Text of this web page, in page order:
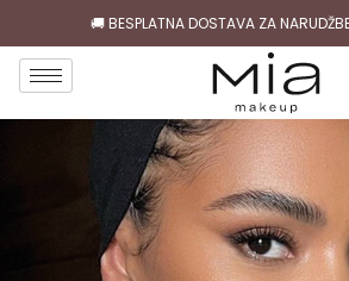
🚚 BESPLATNA DOSTAVA ZA